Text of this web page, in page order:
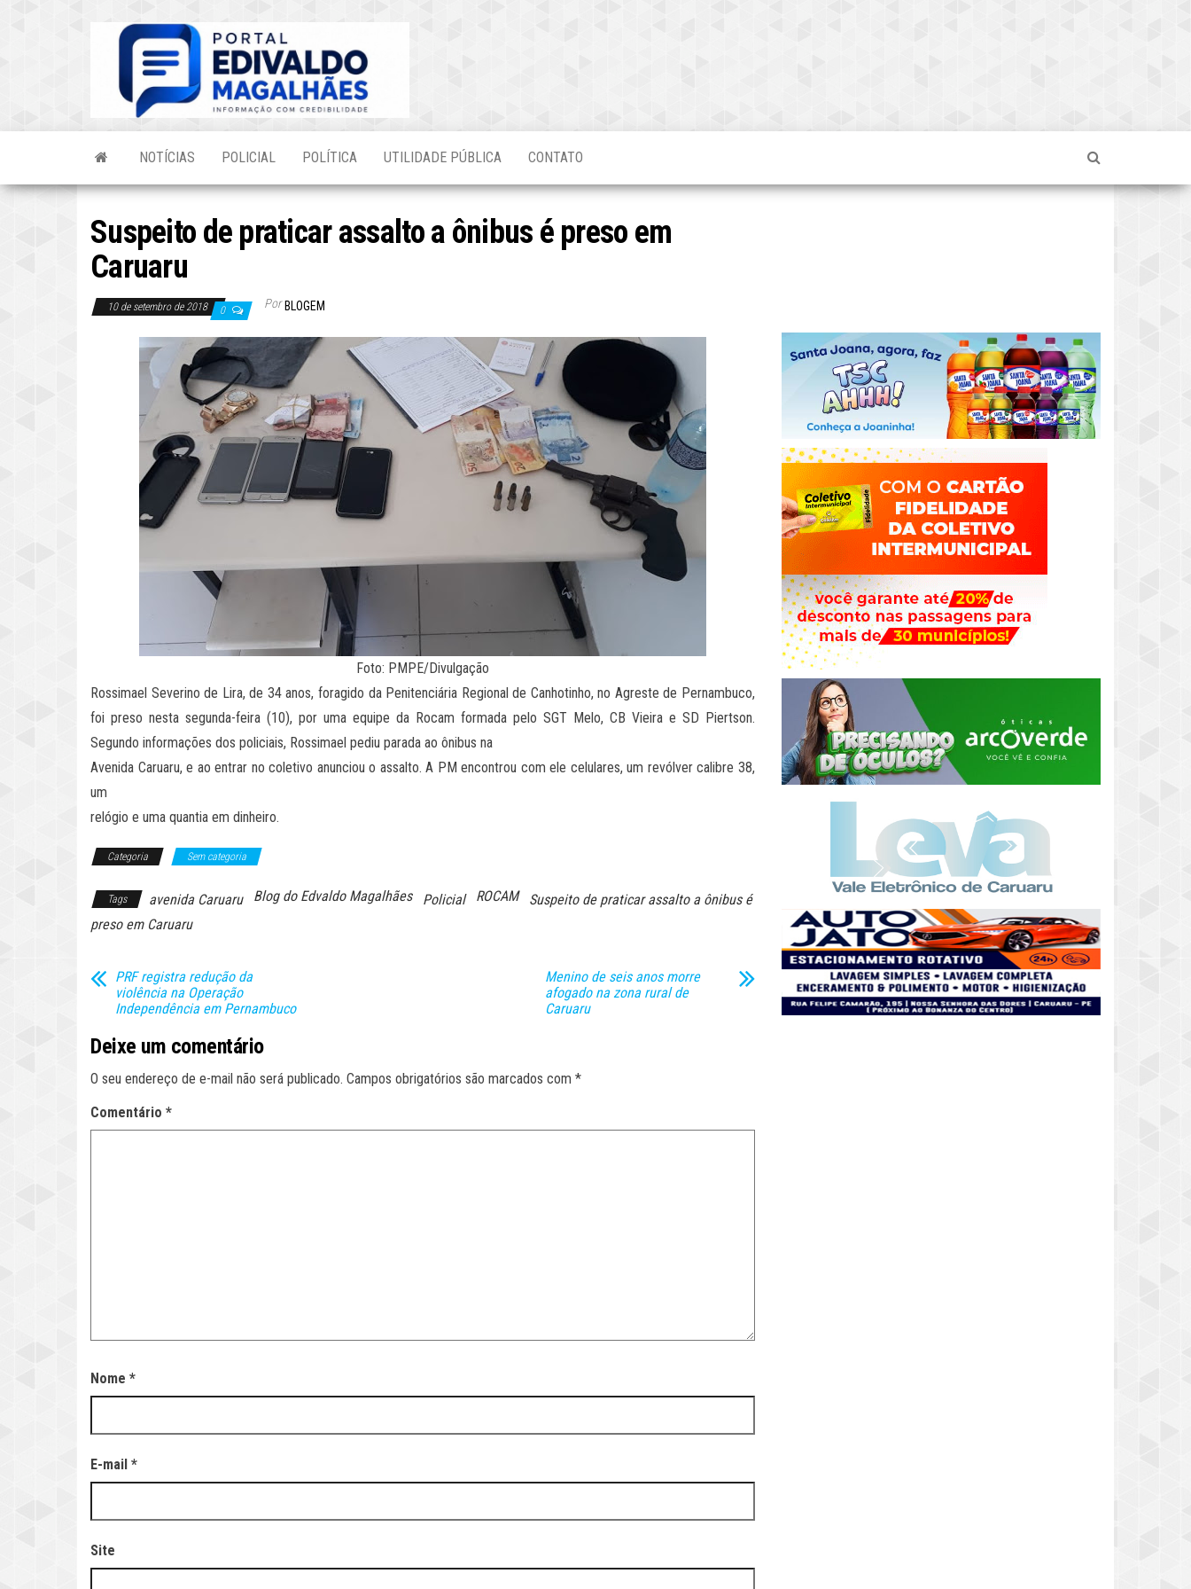
NOTÍCIAS POLICIAL POLÍTICA UTILIDADE PÚBLICA CONTATO
Suspeito de praticar assalto a ônibus é preso em
Caruaru
10 de setembro de 2018 0 Por BLOGEM
Foto: PMPE/Divulgação
Rossimael Severino de Lira, de 34 anos, foragido da Penitenciária Regional de Canhotinho, no Agreste de Pernambuco,
foi preso nesta segunda-feira (10), por uma equipe da Rocam formada pelo SGT Melo, CB Vieira e SD Piertson.
Segundo informações dos policiais, Rossimael pediu parada ao ônibus na
Avenida Caruaru, e ao entrar no coletivo anunciou o assalto. A PM encontrou com ele celulares, um revólver calibre 38,
um
relógio e uma quantia em dinheiro.
Categoria Sem categoria
Tags avenida Caruaru Blog do Edvaldo Magalhães Policial ROCAM
Suspeito de praticar assalto a ônibus é
preso em Caruaru
PRF registra redução da
violência na Operação
Independência em Pernambuco
Menino de seis anos morre
afogado na zona rural de
Caruaru
Deixe um comentário
O seu endereço de e-mail não será publicado. Campos obrigatórios são marcados com *
Comentário *
Nome *
E-mail *
Site